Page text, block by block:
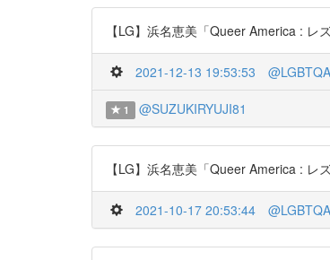
【LG】浜名恵美「Queer America :
2021-12-13 19:53:53
1 @SUZUKIRYUJI81
【LG】浜名恵美「Queer America :
2021-10-17 20:53:44